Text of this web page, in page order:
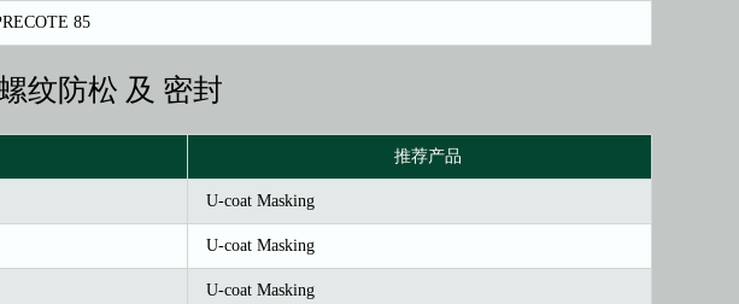
85
纹防松 及 密封
推荐产品
U-coat Masking
U-coat Masking
U-coat Masking